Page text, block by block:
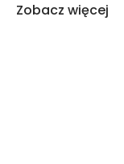
Zobacz więcej